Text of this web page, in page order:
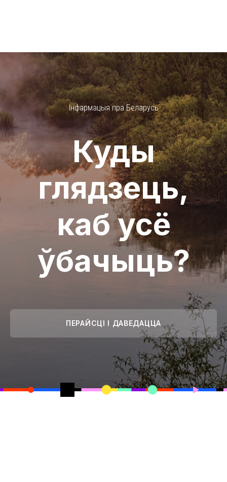
Інфармацыя пра Беларусь
Куды
глядзець,
каб усё
ўбачыць?
ПЕРАЙСЦІ І ДАВЕДАЦЦА